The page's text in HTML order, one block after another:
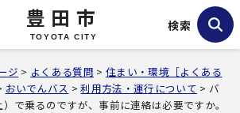
豊田市
TOYOTA CITY
検索
ジ > よくある質問 >住まい・環境［よくある
おいでんバス >利用方法・運行について > バ
で乗るのですが、事前に連絡は必要ですか。